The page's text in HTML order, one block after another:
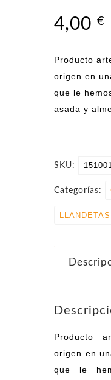
4,00 €
Producto
origen en
que le
asada y
SKU:
Categorías:
LLANDETAS
Producto
origen en
que le